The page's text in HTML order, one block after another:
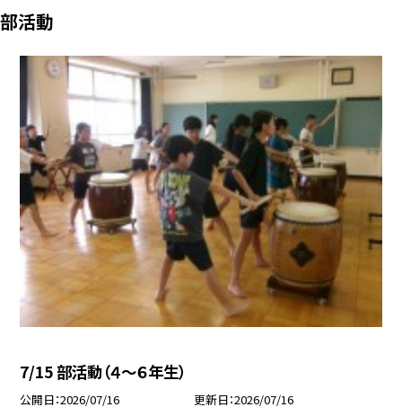
部活動
7/15 部活動（４～６年生）
公開日 2026/07/16 更新日 2026/07/16